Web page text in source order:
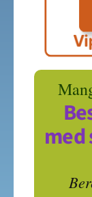
med